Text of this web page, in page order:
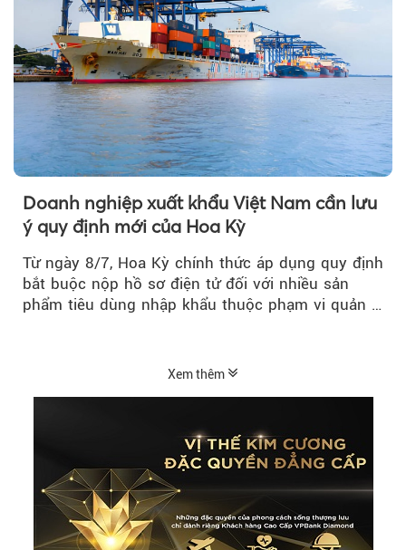
Doanh nghiệp xuất khẩu Việt Nam cần lưu
ý quy định mới của Hoa Kỳ
Từ ngày 8/7, Hoa Kỳ chính thức áp dụng quy định
bắt buộc nộp hồ sơ điện tử đối với nhiều sản
phẩm tiêu dùng nhập khẩu thuộc phạm vi quản lý
Xem thêm